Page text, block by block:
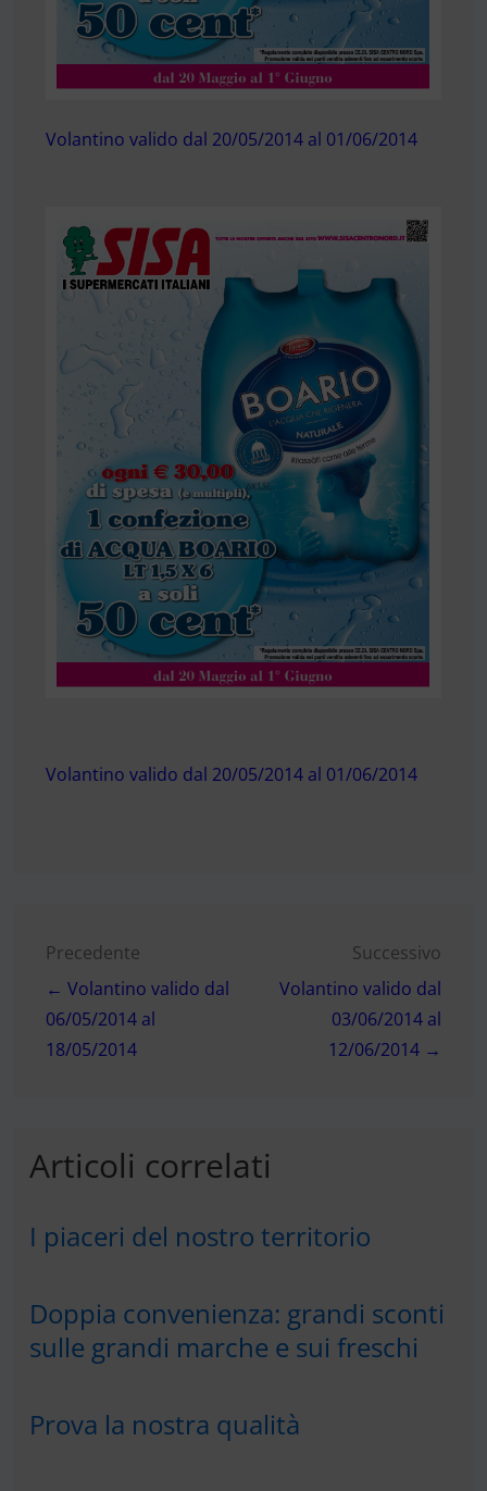
Volantino valido dal 20/05/2014 al 01/06/2014
Volantino valido dal 20/05/2014 al 01/06/2014
Navigazione
articoli
Precedente
← Volantino valido dal
06/05/2014 al
18/05/2014
Successivo
Volantino valido dal
03/06/2014 al
12/06/2014 →
Articoli correlati
I piaceri del nostro territorio
Doppia convenienza: grandi sconti
sulle grandi marche e sui freschi
Prova la nostra qualità